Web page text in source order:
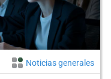
Noticias generales